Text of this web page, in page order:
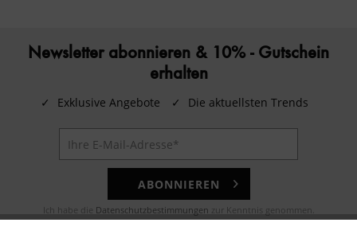
Newsletter abonnieren & 10% - Gutschein
erhalten
✓ Exklusive Angebote ✓ Die aktuellsten Trends
ABONNIEREN
Ich habe die Datenschutzbestimmungen zur Kenntnis genommen.